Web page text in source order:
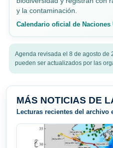
y la contaminación.
Calendario oficial de
Agenda revisada el 8 de agosto de
pueden ser actualizados por las
MÁS NOTICIAS DE
Lecturas recientes del archivo